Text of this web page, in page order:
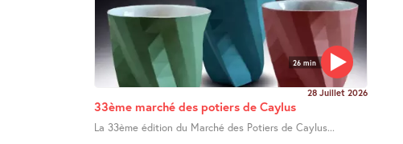
26 min
28 Juillet 2026
33ème marché des potiers de Caylus
La 33ème édition du Marché des Potiers de Caylus...